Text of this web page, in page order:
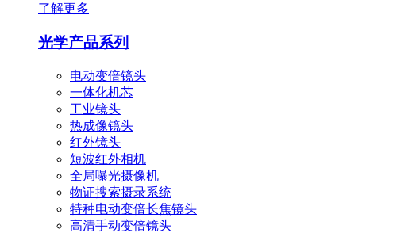
了解更多
光学产品系列
电动变倍镜头
一体化机芯
工业镜头
热成像镜头
红外镜头
短波红外相机
全局曝光摄像机
物证搜索摄录系统
特种电动变倍长焦镜头
高清手动变倍镜头